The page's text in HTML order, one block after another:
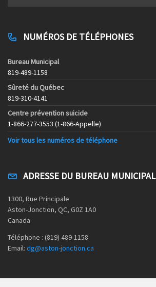
NUMÉROS DE TÉLÉPHONES
Bureau Municipal
819-489-1158
Sûreté du Québec
819-310-4141
Centre prévention suicide
1-866-277-3553 (1-866-Appelle)
Voir tous les numéros de téléphone
ADRESSE DU BUREAU MUNICIPAL
1300, Rue Principale
Aston-Jonction, QC, G0Z 1A0
Canada
Téléphone : (819) 489-1158
Email: dg@aston-jonction.ca